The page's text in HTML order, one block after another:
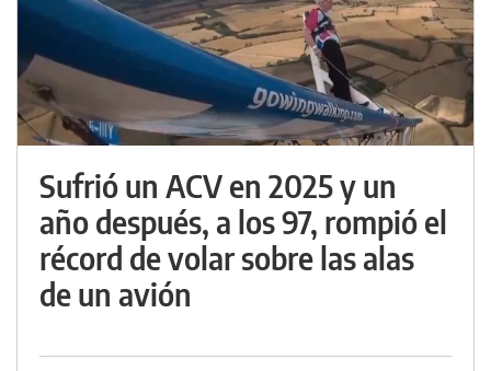
Sufrió un ACV en 2025 y un
año después, a los 97, rompió el
récord de volar sobre las alas
de un avión